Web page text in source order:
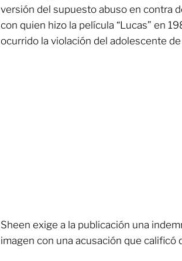
versión del supuesto abuso en contra
con quien hizo la película “Lucas” en
ocurrido la violación del adolescente
Sheen exige a la publicación una
imagen con una acusación que calificó